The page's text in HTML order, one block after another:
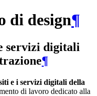
di design¶
servizi digitali
¶
e i servizi digitali della
di lavoro dedicato alla